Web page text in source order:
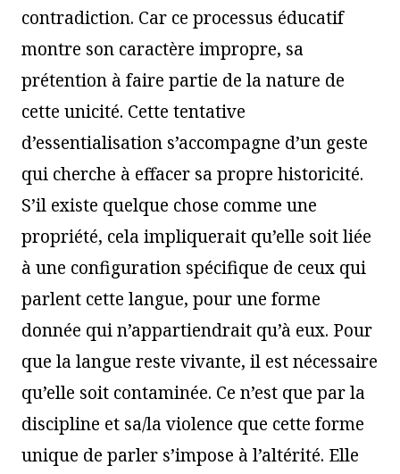
contradiction. Car ce processus éducatif
montre son caractère impropre, sa
prétention à faire partie de la nature de
cette unicité. Cette tentative
d’essentialisation s’accompagne d’un geste
qui cherche à effacer sa propre historicité.
S’il existe quelque chose comme une
propriété, cela impliquerait qu’elle soit liée
à une configuration spécifique de ceux qui
parlent cette langue, pour une forme
donnée qui n’appartiendrait qu’à eux. Pour
que la langue reste vivante, il est nécessaire
qu’elle soit contaminée. Ce n’est que par la
discipline et sa/la violence que cette forme
unique de parler s’impose à l’altérité. Elle